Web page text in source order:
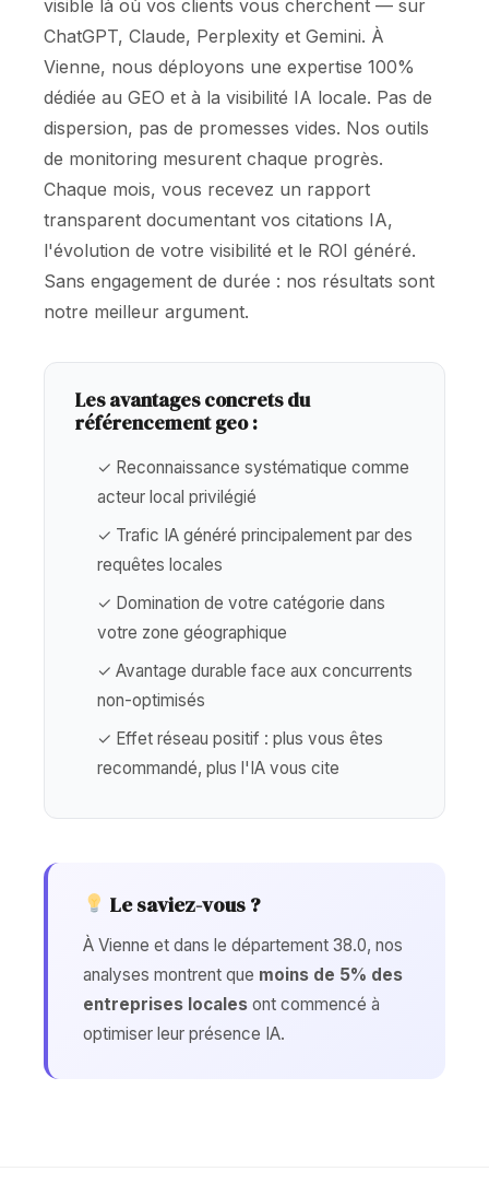
visible là où vos clients vous cherchent — sur
ChatGPT, Claude, Perplexity et Gemini. À
Vienne, nous déployons une expertise 100%
dédiée au GEO et à la visibilité IA locale. Pas de
dispersion, pas de promesses vides. Nos outils
de monitoring mesurent chaque progrès.
Chaque mois, vous recevez un rapport
transparent documentant vos citations IA,
l'évolution de votre visibilité et le ROI généré.
Sans engagement de durée : nos résultats sont
notre meilleur argument.
Les avantages concrets du
référencement geo :
✓ Reconnaissance systématique comme
acteur local privilégié
✓ Trafic IA généré principalement par des
requêtes locales
✓ Domination de votre catégorie dans
votre zone géographique
✓ Avantage durable face aux concurrents
non-optimisés
✓ Effet réseau positif : plus vous êtes
recommandé, plus l'IA vous cite
Le saviez-vous ?
À Vienne et dans le département 38.0, nos
analyses montrent que moins de 5% des
entreprises locales ont commencé à
optimiser leur présence IA.